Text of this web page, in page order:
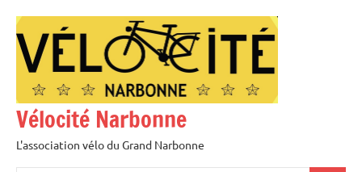
contenu
Vélocité Narbonne
L'association vélo du Grand Narbonne